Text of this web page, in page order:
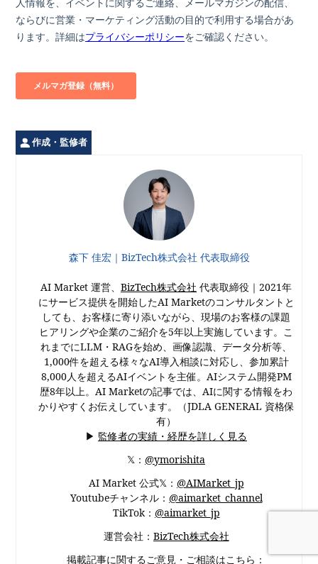
作成・監修者
森下 佳宏｜BizTech株式会社 代表取締役
AI Market 運営、 BizTech株式会社 代表取締役｜2021年
にサービス提供を開始したAI Marketのコンサルタントと
しても、お客様に寄り添いながら、現場のお客様の課題
ヒアリングや企業のご紹介を5年以上実施しています。こ
れまでにLLM・RAGを始め、画像認識、データ分析等、
1,000件を超える様々なAI導入相談に対応し、参加累計
8,000人を超えるAIイベントを主催。AIシステム開発PM
歴8年以上。AI Marketの記事では、AIに関する情報をわ
かりやすくお伝えしています。（JDLA GENERAL 資格保
有）
▶ 監修者の実績・経歴を詳しく見る
𝕏： @ymorishita
AI Market 公式𝕏： @AIMarket_jp
Youtubeチャンネル： @aimarket_channel
TikTok： @aimarket_jp
運営会社： BizTech株式会社
掲載記事に関するご意見・ご相談はこちら：